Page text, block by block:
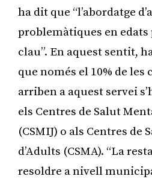
ha dit que “l’abordatge
problemàtiques en
clau”. En aquest sentit,
que només el 10% de les
arriben a aquest servei
els Centres de Salut
(CSMIJ) o als Centres de
d’Adults (CSMA). “La
resoldre a nivell